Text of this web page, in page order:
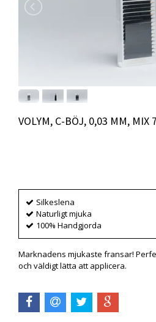
VOLYM, C-BÖJ, 0,03 MM, MIX
Silkeslena
Naturligt mjuka
100% Handgjorda
Marknadens mjukaste fransar!
och väldigt lätta att applicera.